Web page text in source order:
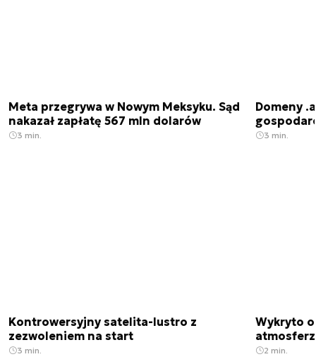
Meta przegrywa w Nowym Meksyku. Sąd
nakazał zapłatę 567 mln dolarów
3 min.
Domeny
3 min.
Kontrowersyjny satelita-lustro z
zezwoleniem na start
3 min.
Wykryto
2 min.